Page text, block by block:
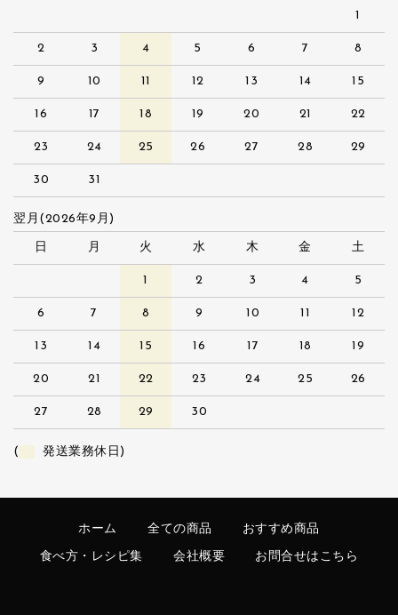
1
2 3 4 5 6 7 8
9 10 11 12 13 14 15
16 17 18 19 20 21 22
23 24 25 26 27 28 29
30 31
翌月(2026年9月)
日 月 火 水 木 金 土
1 2 3 4 5
6 7 8 9 10 11 12
13 14 15 16 17 18 19
20 21 22 23 24 25 26
27 28 29 30
( 発送業務休日)
ホーム 全ての商品 おすすめ商品
食べ方・レシピ集 会社概要 お問合せはこちら